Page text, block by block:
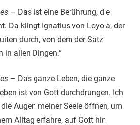
– Das ist eine Berührung, die
Da klingt Ignatius von Loyola, der
durch, von dem der Satz
in allen Dingen.“
– Das ganze Leben, die ganze
ist von Gott durchdrungen. Ich
Augen meiner Seele öffnen, um
Alltag erfahre, auf Gott hin